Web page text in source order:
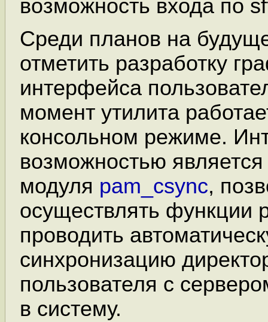
возможность входа по
Среди планов на
отметить разработку
интерфейса
момент утилита
консольном режиме.
возможностью
модуля pam_csync,
осуществлять функции
проводить
синхронизацию
пользователя с
в систему.